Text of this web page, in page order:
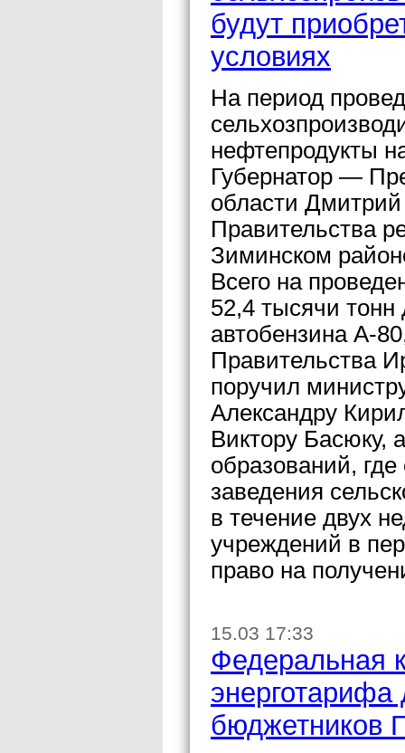
будут
условиях
На период
нефтепродукты
Губернатор —
области
Правительства
Зиминском
Всего на
52,4 тысячи тонн
автобензина А-
Правительства
поручил
Александру
Виктору Басюку,
образований,
заведения
в течение двух
учреждений в
право на
15.03 17:33
Федеральная
энерготарифа
бюджетников